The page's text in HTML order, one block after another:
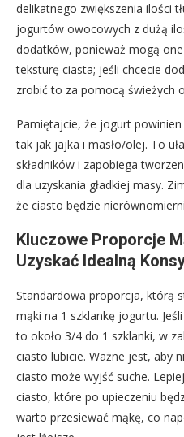
delikatnego zwiększenia ilości
jogurtów owocowych z dużą
dodatków, ponieważ mogą
teksturę ciasta; jeśli chcecie
zrobić to za pomocą świeżych
Pamiętajcie, że jogurt
tak jak jajka i masło/olej. To
składników i zapobiega
dla uzyskania gładkiej masy.
że ciasto będzie
Kluczowe Proporcje
Uzyskać Idealną
Standardowa proporcja, którą
mąki na 1 szklankę jogurtu.
to około 3/4 do 1 szklanki, w
ciasto lubicie. Ważne jest, aby
ciasto może wyjść suche.
ciasto, które po upieczeniu
warto przesiewać mąkę, co